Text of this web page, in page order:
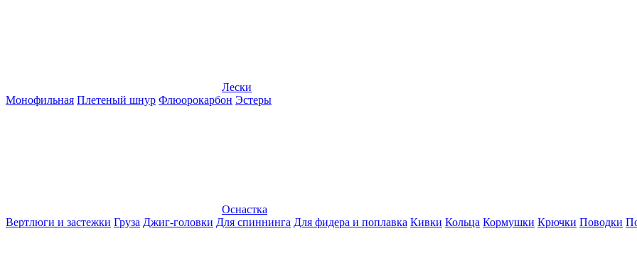
Лески
Монофильная Плетеный шнур Флюорокарбон Эстеры
Оснастка
Вертлюги и застежки Груза Джиг-головки Для спиннинга Для фидера и поплавка Кивки Кольца Кормушки Крючки Поводки